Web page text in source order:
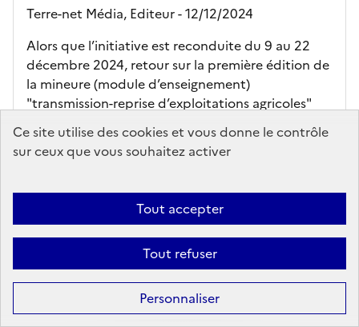
Ce site utilise des cookies et vous donne le contrôle
sur ceux que vous souhaitez activer
Tout accepter
Tout refuser
Personnaliser
Terre-net Média, Editeur- 12/12/2024
Alors que l’initiative est reconduite du 9 au 22
décembre 2024, retour sur la première édition de
la mineure (module d’enseignement)
"transmission-reprise d’exploitations agricoles"
lancée l’an dernier par ...
En savoir plus...
Accès en ligne (sous réserve)